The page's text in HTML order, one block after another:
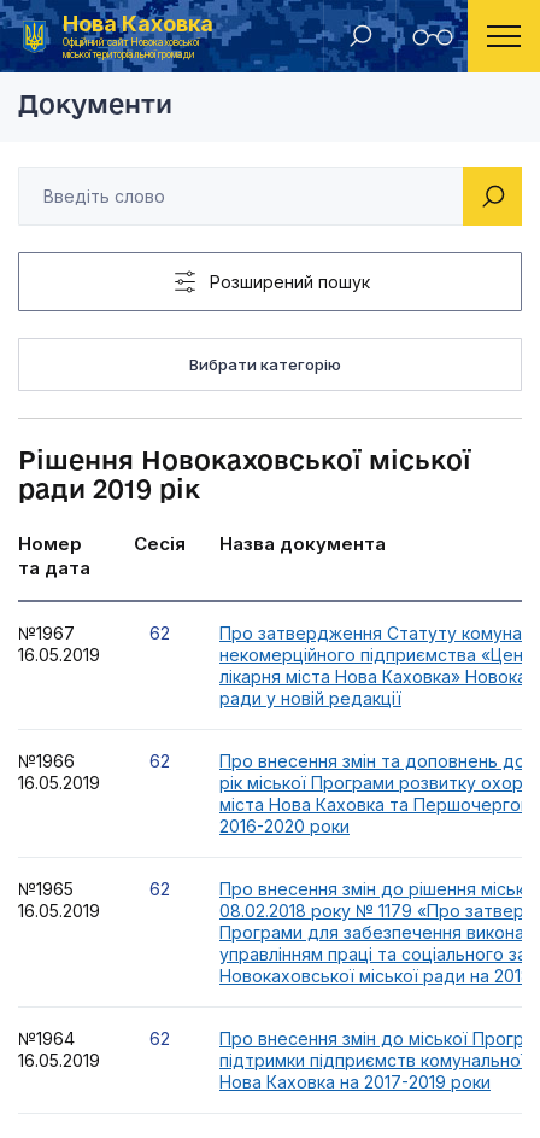
Нова Каховка
Офіційний сайт Новокаховської
міської територіальної громади
Головна Рішення Новокаховської міської ради 2019 рік
Документи
Розширений пошук
Вибрати категорію
Рішення Новокаховської міської
ради 2019 рік
Номер
та дата
Сесія Назва документа
№1967
16.05.2019
62
Про затвердження Статуту
некомерційного підприємства
лікарня міста Нова Каховка»
ради у новій редакції
№1966
16.05.2019
62
Про внесення змін та доповнень до
рік міської Програми розвитку
міста Нова Каховка та
2016-2020 роки
№1965
16.05.2019
62
Про внесення змін до рішення
08.02.2018 року № 1179 «Про
Програми для забезпечення
управлінням праці та соціального
Новокаховської міської ради на
№1964
16.05.2019
62
Про внесення змін до міської
підтримки підприємств комунальної
Нова Каховка на 2017-2019 роки